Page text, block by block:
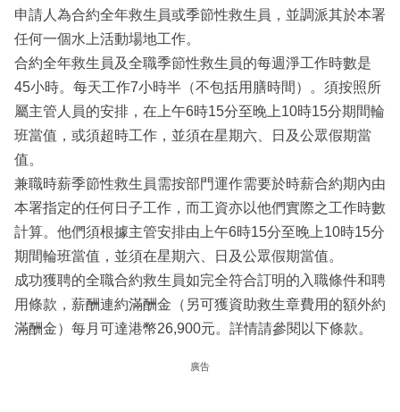
申請人為合約全年救生員或季節性救生員，並調派其於本署
任何一個水上活動場地工作。
合約全年救生員及全職季節性救生員的每週淨工作時數是
45小時。每天工作7小時半（不包括用膳時間）。須按照所
屬主管人員的安排，在上午6時15分至晚上10時15分期間輪
班當值，或須超時工作，並須在星期六、日及公眾假期當
值。
兼職時薪季節性救生員需按部門運作需要於時薪合約期內由
本署指定的任何日子工作，而工資亦以他們實際之工作時數
計算。他們須根據主管安排由上午6時15分至晚上10時15分
期間輪班當值，並須在星期六、日及公眾假期當值。
成功獲聘的全職合約救生員如完全符合訂明的入職條件和聘
用條款，薪酬連約滿酬金（另可獲資助救生章費用的額外約
滿酬金）每月可達港幣26,900元。詳情請參閱以下條款。
廣告